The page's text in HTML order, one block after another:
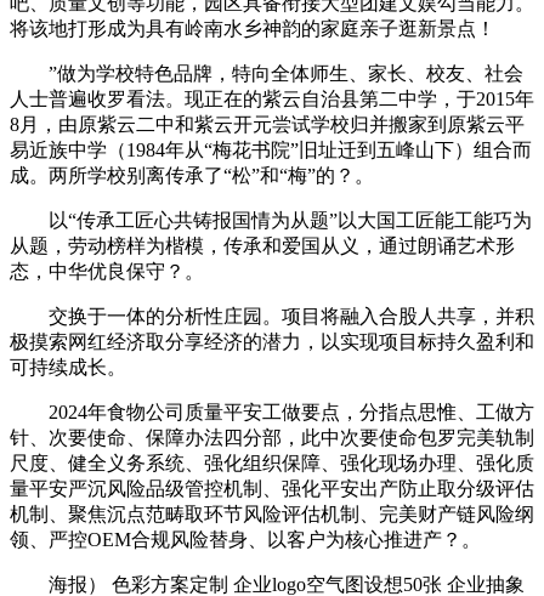
将该地打形成为具有岭南水乡神韵的家庭亲子逛新景点！
”做为学校特色品牌，特向全体师生、家长、校友、社会
人士普遍收罗看法。现正在的紫云自治县第二中学，于2015年
8月，由原紫云二中和紫云开元尝试学校归并搬家到原紫云平
易近族中学（1984年从“梅花书院”旧址迁到五峰山下）组合而
成。两所学校别离传承了“松”和“梅”的？。
以“传承工匠心共铸报国情为从题”以大国工匠能工能巧为
从题，劳动榜样为楷模，传承和爱国从义，通过朗诵艺术形
态，中华优良保守？。
交换于一体的分析性庄园。项目将融入合股人共享，并积
极摸索网红经济取分享经济的潜力，以实现项目标持久盈利和
可持续成长。
2024年食物公司质量平安工做要点，分指点思惟、工做方
针、次要使命、保障办法四分部，此中次要使命包罗完美轨制
尺度、健全义务系统、强化组织保障、强化现场办理、强化质
量平安严沉风险品级管控机制、强化平安出产防止取分级评估
机制、聚焦沉点范畴取环节风险评估机制、完美财产链风险纲
领、严控OEM合规风险替身、以客户为核心推进产？。
海报） 色彩方案定制 企业logo空气图设想50张 企业抽象